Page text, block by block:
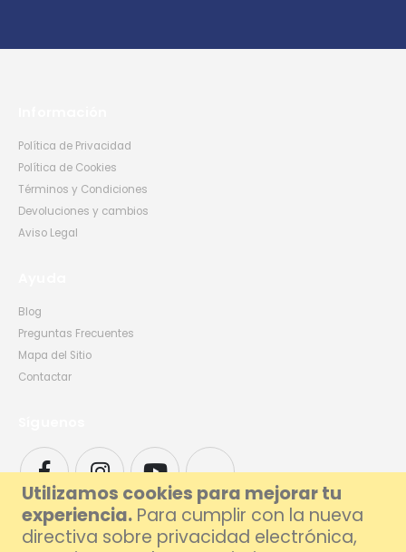
Utilizamos cookies para mejorar tu
experiencia. Para cumplir con la nueva
directiva sobre privacidad electrónica,
Política de Privacidad
Política de Cookies
Términos y Condiciones
Devoluciones y cambios
Aviso Legal
Blog
Preguntas Frecuentes
Mapa del Sitio
Contactar